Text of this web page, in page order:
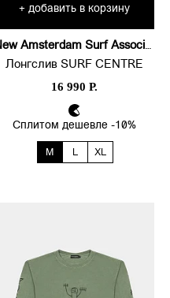
+ добавить в корзину
New Amsterdam Surf Association
Лонгслив SURF CENTRE
16 990 Р.
Сплитом дешевле -10%
M L XL